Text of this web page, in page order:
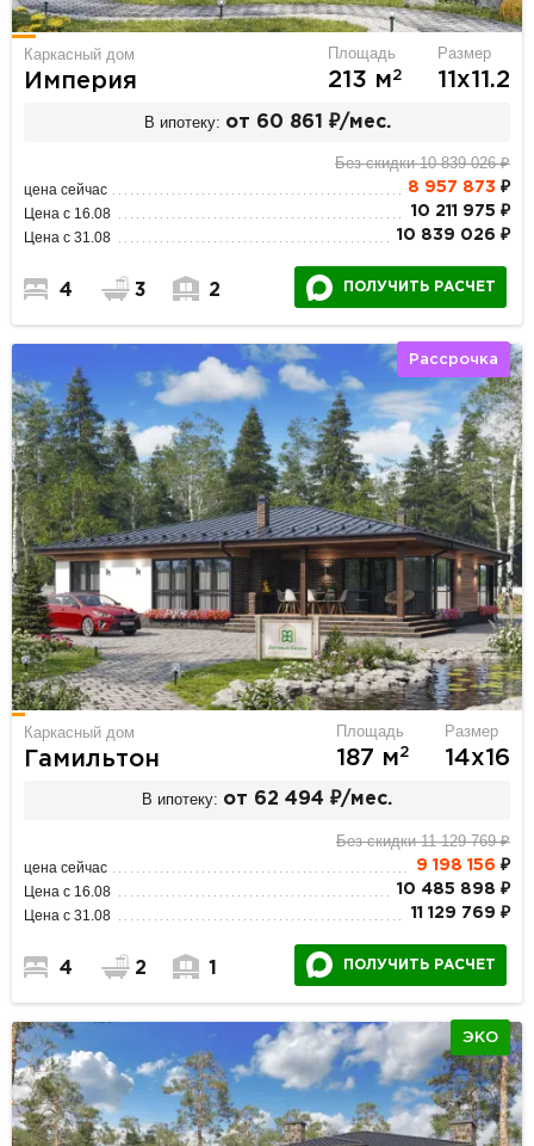
Каркасный дом
Империя
Площадь
213 м2
Размер
11х11.2
В ипотеку: от 60 861 ₽/мес.
Без скидки 10 839 026 ₽
цена сейчас 8 957 873 ₽
Цена с 16.08 10 211 975 ₽
Цена с 31.08 10 839 026 ₽
4 3 2 ПОЛУЧИТЬ РАСЧЕТ
Рассрочка
Каркасный дом
Гамильтон
Площадь
187 м2
Размер
14х16
В ипотеку: от 62 494 ₽/мес.
Без скидки 11 129 769 ₽
цена сейчас 9 198 156 ₽
Цена с 16.08 10 485 898 ₽
Цена с 31.08 11 129 769 ₽
4 2 1 ПОЛУЧИТЬ РАСЧЕТ
ЭКО